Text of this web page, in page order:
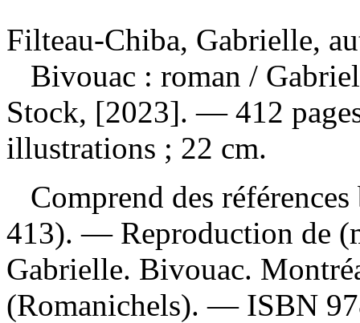
Filteau-Chiba, Gabrielle,
Bivouac : roman /
Stock, [2023]. — 412
illustrations ; 22 cm.
Comprend des
413). — Reproduction de
Gabrielle. Bivouac.
(Romanichels). — ISBN